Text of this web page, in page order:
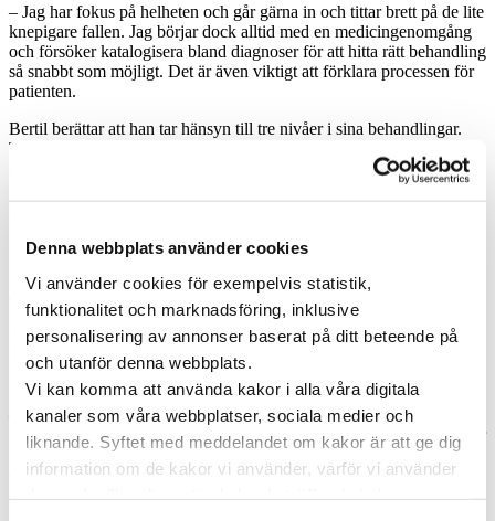
Denna webbplats använder cookies
Vi använder cookies för exempelvis statistik,
funktionalitet och marknadsföring, inklusive
personalisering av annonser baserat på ditt beteende på
och utanför denna webbplats.
Vi kan komma att använda kakor i alla våra digitala
kanaler som våra webbplatser, sociala medier och
liknande. Syftet med meddelandet om kakor är att ge dig
information om de kakor vi använder, varför vi använder
– Jag har fokus på helheten och går gärna in och tittar brett på de lite
knepigare fallen. Jag börjar dock alltid med en medicingenomgång
och försöker katalogisera bland diagnoser för att hitta rätt behandling
så snabbt som möjligt. Det är även viktigt att förklara processen för
patienten.
Bertil berättar att han tar hänsyn till tre nivåer i sina behandlingar.
Till att börja med finns i grunden en negativ faktor hos patienten.
Detta i form av exempelvis ett virus, en bakterie eller allergi.
Så här kan Bertil hjälpa dig via videosamtal.
Läs mer
En plan för medicinering och annan
behandling
– Ja, och utöver detta har patienten ofta en brist i någon form. Det
kan handla om brist på sömn, i relationer, brist på näringsämnen eller
fysisk aktivitet. Den tredje nivån är att hjälpa patienten med att bryta
onda cirklar, vilket kan innefatta allt från att se över